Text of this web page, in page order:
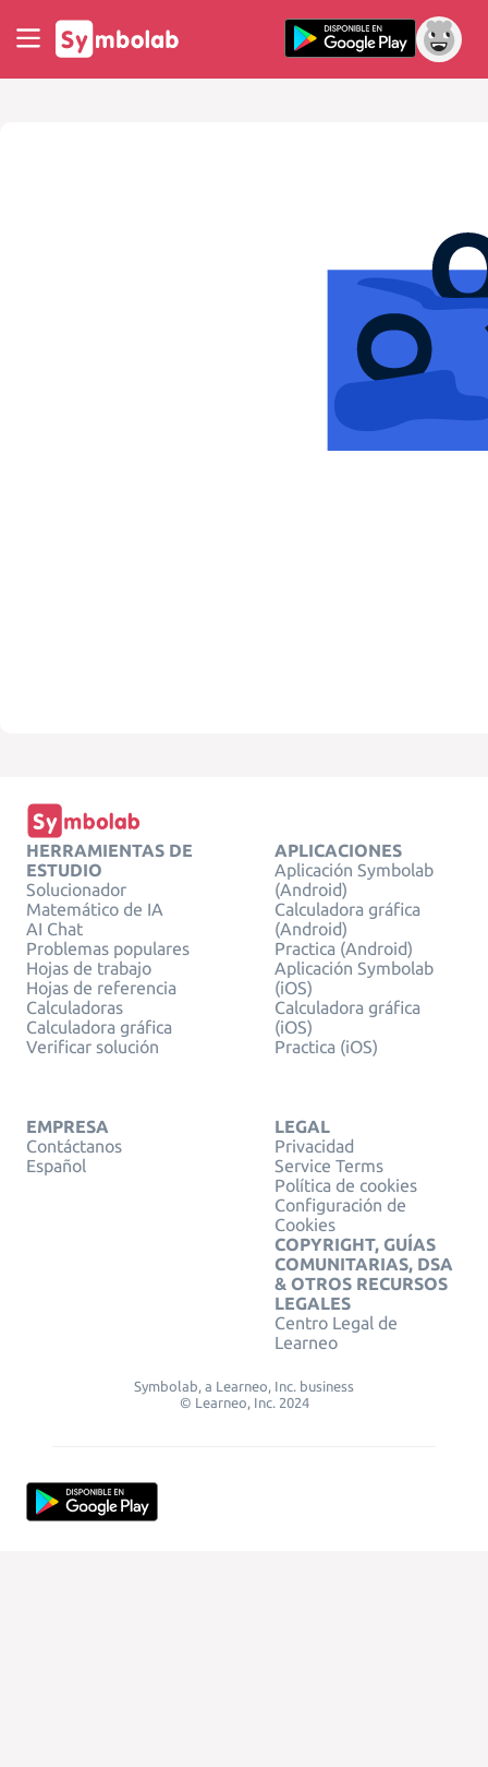
HERRAMIENTAS DE
ESTUDIO
Solucionador
Matemático de IA
AI Chat
Problemas populares
Hojas de trabajo
Hojas de referencia
Calculadoras
Calculadora gráfica
Verificar solución
APLICACIONES
Aplicación Symbolab
(Android)
Calculadora gráfica
(Android)
Practica (Android)
Aplicación Symbolab
(iOS)
Calculadora gráfica
(iOS)
Practica (iOS)
EMPRESA
Contáctanos
Español
LEGAL
Privacidad
Service Terms
Política de cookies
Configuración de
Cookies
COPYRIGHT, GUÍAS
COMUNITARIAS, DSA
& OTROS RECURSOS
LEGALES
Centro Legal de
Learneo
Symbolab, a Learneo, Inc. business
© Learneo, Inc. 2024